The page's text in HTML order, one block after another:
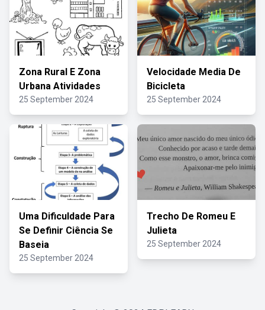
Zona Rural E Zona
Urbana Atividades
25 September 2024
Velocidade Media De
Bicicleta
25 September 2024
Uma Dificuldade Para
Se Definir Ciência Se
Baseia
25 September 2024
Trecho De Romeu E
Julieta
25 September 2024